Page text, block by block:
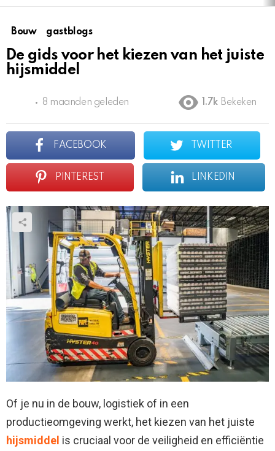
Bouw gastblogs
De gids voor het kiezen van het juiste
hijsmiddel
8 maanden geleden 1.7k Bekeken
FACEBOOK TWITTER
PINTEREST LINKEDIN
Of je nu in de bouw, logistiek of in een
productieomgeving werkt, het kiezen van het juiste
hijsmiddel is cruciaal voor de veiligheid en efficiëntie